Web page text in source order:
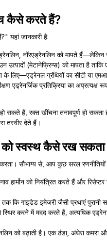
कैसे करते हैं?
यहां जानकारी है:
नॉरएड्रेनलिन को मापते
उत्पादों (मेटानेफ्रिन्स) को मापता है
के लिए—एड्रेनल ग्रंथियों का सीटी या
एड्रेनर्जिक प्रतिक्रिया का
सकते हैं, रक्त खींचना तनावपूर्ण हो
तस्वीर देते हैं।
को स्वस्थ कैसे रख
सौभाग्य से, आप कुछ सरल
हार्मोन को नियंत्रित करते हैं और
कि गाइडेड इमेजरी जैसी प्रथाएं
स्थिर करने में मदद करते हैं, अत्यधिक
को बढ़ाती है। एक ठंडा, अंधेरा